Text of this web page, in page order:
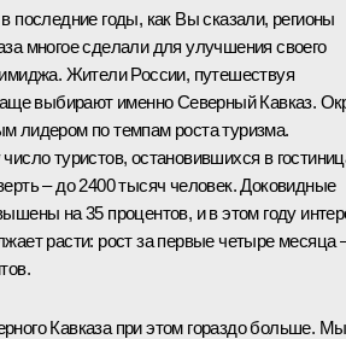
последние годы, как Вы сказали, регионы
многое сделали для улучшения своего
имиджа. Жители России, путешествуя
выбирают именно Северный Кавказ.
лидером по темпам роста туризма.
туристов, остановившихся в
– до 2400 тысяч человек. Доковидные
на 35 процентов, и в этом году
расти: рост за первые четыре месяца
Кавказа при этом гораздо больше. Мы